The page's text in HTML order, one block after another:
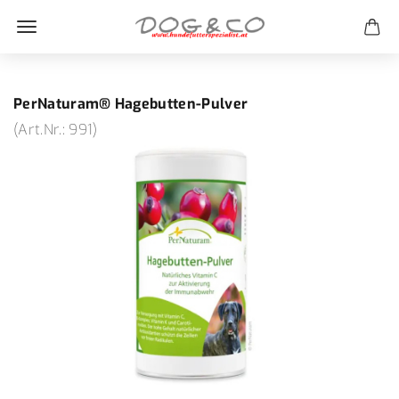
PerNaturam® Hagebutten-Pulver
(Art.Nr.: 991)